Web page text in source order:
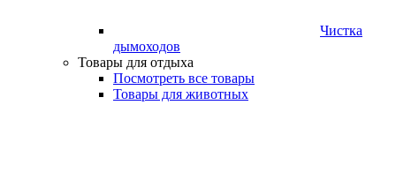
Чистка
дымоходов
Товары для отдыха
Посмотреть все товары
Товары для животных